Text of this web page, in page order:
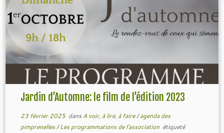
Jardin d’Automne: le film de l’édition 2023
23 février 2025dans A voir, à lire, à faire/agenda des
pimprenelles/Les programmations de l'association étiqueté